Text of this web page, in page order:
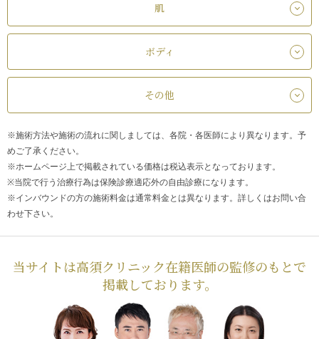
肌
ボディ
その他
※施術方法や施術の流れに関しましては、各院・各医師により異なります。予
めご了承ください。
※ホームページ上で掲載されている価格は税込表示となっております。
※当院で行う治療行為は保険診療適応外の自由診療になります。
※インバウンドの方の施術料金は通常料金とは異なります。詳しくはお問い合
わせ下さい。
当サイトは高須クリニック在籍医師の監修のもとで
掲載しております。